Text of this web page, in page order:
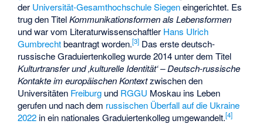
der Universität-Gesamthochschule Siegeneingerichtet. Es
trug den TitelKommunikationsformen als Lebensformen
und war vom Literaturwissenschaftler Hans Ulrich
Gumbrechtbeantragt worden.[3] Das erste deutsch-
russische Graduiertenkolleg wurde 2014 unter dem Titel
Kulturtransfer und ‚kulturelle Identität‘ – Deutsch-russische
Kontakte im europäischen Kontextzwischen den
Universitäten Freiburg und RGGU Moskau ins Leben
gerufen und nach dem russischen Überfall auf die Ukraine
2022 in ein nationales Graduiertenkolleg umgewandelt.[4]